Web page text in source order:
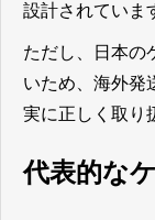
設計されていま
ただし、日本の
いため、海外発
実に正しく取り
代表的な